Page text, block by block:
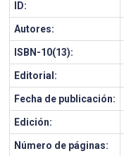
ID:
Autores:
ISBN-10(13):
Editorial:
Fecha de publicación:
Edición:
Número de páginas: